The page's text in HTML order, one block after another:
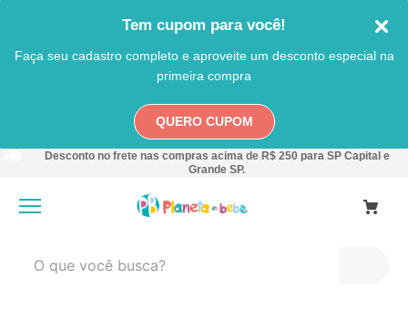
Tem cupom para você!
Faça seu cadastro completo e aproveite um desconto especial na
primeira compra
QUERO CUPOM
Desconto no frete nas compras acima de R$ 250 para SP Capital e
Grande SP.